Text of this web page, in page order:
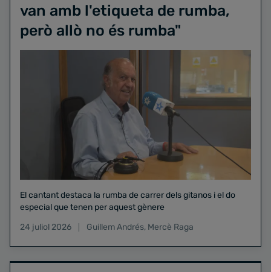
van amb l'etiqueta de rumba,
però allò no és rumba"
El cantant destaca la rumba de carrer dels gitanos i el do
especial que tenen per aquest gènere
24 juliol 2026
Guillem Andrés, Mercè Raga